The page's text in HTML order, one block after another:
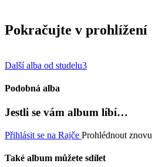
Pokračujte v prohlížení
Další alba od studelu3
Podobná alba
Jestli se vám album líbí…
Přihlásit se na Rajče Prohlédnout znovu
Také album můžete sdílet